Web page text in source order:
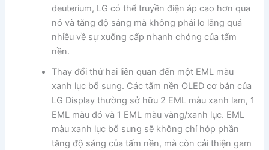
deuterium, LG có thể truyền điện áp cao hơn qua
nó và tăng độ sáng mà không phải lo lắng quá
nhiều về sự xuống cấp nhanh chóng của tấm
nền.
Thay đổi thứ hai liên quan đến một EML màu
xanh lục bổ sung. Các tấm nền OLED cơ bản của
LG Display thường sở hữu 2 EML màu xanh lam, 1
EML màu đỏ và 1 EML màu vàng/xanh lục. EML
màu xanh lục bổ sung sẽ không chỉ hóp phần
tăng độ sáng của tấm nền, mà còn cải thiện gam